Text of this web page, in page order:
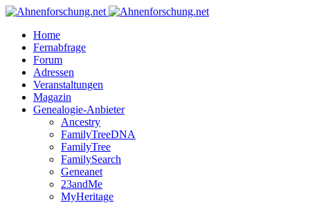
Home
Fernabfrage
Forum
Adressen
Veranstaltungen
Magazin
Genealogie-Anbieter
Ancestry
FamilyTreeDNA
FamilyTree
FamilySearch
Geneanet
23andMe
MyHeritage